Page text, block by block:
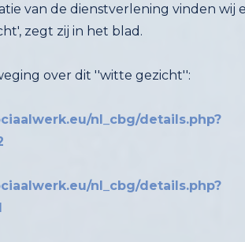
van de dienstverlening vinden wij
zegt zij in het blad.
over dit ''witte gezicht'':
nl_cbg/details.php?
nl_cbg/details.php?